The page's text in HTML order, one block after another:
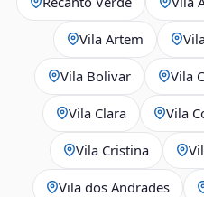
Vila Artem
Vila Bolivar Vila
Vila Clara Vila
Vila Cristina
Vila dos Andrades